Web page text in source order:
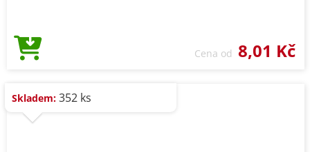
Cena od 8,01 Kč
Skladem: 352 ks